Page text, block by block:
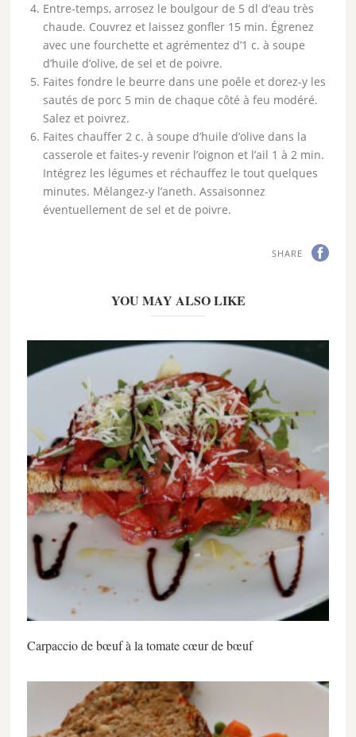
Entre-temps, arrosez le boulgour de 5 dl d’eau très
chaude. Couvrez et laissez gonfler 15 min. Égrenez
avec une fourchette et agrémentez d’1 c. à soupe
d’huile d’olive, de sel et de poivre.
Faites fondre le beurre dans une poêle et dorez-y les
sautés de porc 5 min de chaque côté à feu modéré.
Salez et poivrez.
Faites chauffer 2 c. à soupe d’huile d’olive dans la
casserole et faites-y revenir l’oignon et l’ail 1 à 2 min.
Intégrez les légumes et réchauffez le tout quelques
minutes. Mélangez-y l’aneth. Assaisonnez
éventuellement de sel et de poivre.
SHARE
YOU MAY ALSO LIKE
Carpaccio de bœuf à la tomate cœur de bœuf